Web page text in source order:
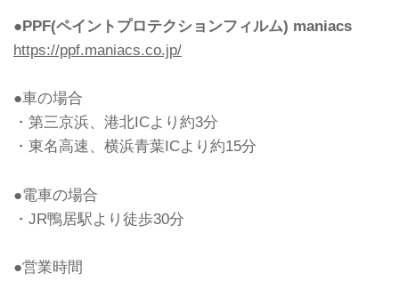
●PPF(ペイントプロテクションフィルム) maniacs
https://ppf.maniacs.co.jp/
●車の場合
・第三京浜、港北ICより約3分
・東名高速、横浜青葉ICより約15分
●電車の場合
・JR鴨居駅より徒歩30分
●営業時間